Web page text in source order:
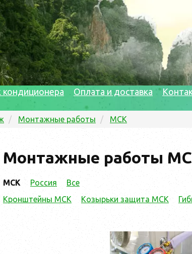
кондиционера Оплата и доставка
Монтажные работы МСК
Монтажные работы
МСК Россия
Все
Кронштейны МСК
Козырьки защита МСК